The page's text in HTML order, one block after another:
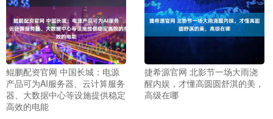
鲲鹏配资官网 中国长城：电源
产品可为AI服务器、云计算服务
器、大数据中心等设施提供稳定
高效的电能
捷希源官网 北影节一场大雨浇
醒内娱，才懂高圆圆舒淇的美，
高级在哪